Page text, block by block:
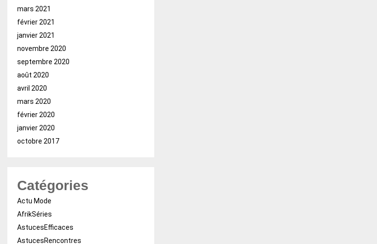
mars 2021
février 2021
janvier 2021
novembre 2020
septembre 2020
août 2020
avril 2020
mars 2020
février 2020
janvier 2020
octobre 2017
Catégories
Actu Mode
AfrikSéries
AstucesEfficaces
AstucesRencontres